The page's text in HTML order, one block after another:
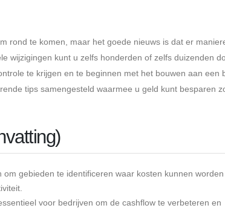
rond te komen, maar het goede nieuws is dat er
wijzigingen kunt u zelfs honderden of zelfs duizenden
te krijgen en te beginnen met het bouwen aan een
tips samengesteld waarmee u geld kunt besparen
gebieden te identificeren waar kosten kunnen worden
voor bedrijven om de cashflow te verbeteren en